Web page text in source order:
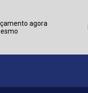
agora